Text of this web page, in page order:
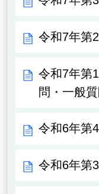
令和7年第
令和7年第
問・一般
令和6年第
令和6年第